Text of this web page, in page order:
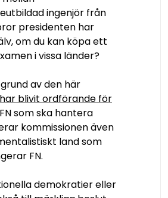
ingenjör från
presidenten har
om du kan köpa ett
i vissa länder?
av den här
blivit ordförande för
som ska hantera
kommissionen även
land som
FN.
demokratier eller